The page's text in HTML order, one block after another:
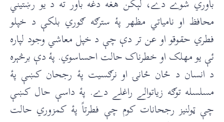
محافظ او نامياتي مظهر پۀ سترګه ګوري بلکې د خپلو
فطري حقوقو او عن تر دې چې د خپل معاشي وجود لپاره
ئې يو مهلک او خطرناک حالت احساسوي. پۀ دې برڅېره
د انسان د ځان ځانۍ او نرګسيت پۀ رجحان کښې پۀ
مسلسله توګه زياتوالے راغلے دے. پۀ داسې حال کښې
چې ټولنيز رجحانات کوم چې فطرتاً پۀ کمزوري حالت